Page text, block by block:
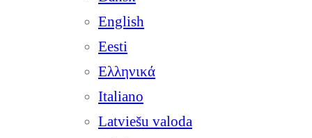
English
Eesti
Ελληνικά
Italiano
Latviešu valoda